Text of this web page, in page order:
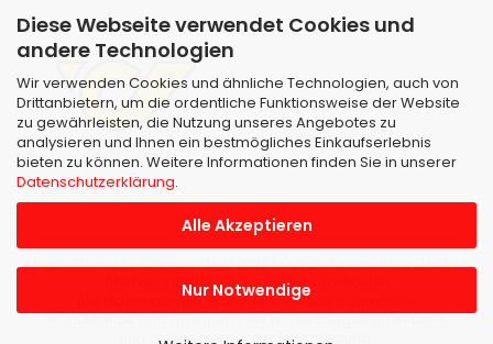
Diese Webseite verwendet Cookies und
andere Technologien
Wir verwenden Cookies und ähnliche Technologien, auch von
Drittanbietern, um die ordentliche Funktionsweise der Website
zu gewährleisten, die Nutzung unseres Angebotes zu
analysieren und Ihnen ein bestmögliches Einkaufserlebnis
bieten zu können. Weitere Informationen finden Sie in unserer
Datenschutzerklärung.
Alle Akzeptieren
Nur Notwendige
Shopsoftwareby Gambio.de © 2026 | Template vonJungCreative.
Alle Preise inkl. MwSt. & zzgl. Versandkosten
Alle Markennamen, Warenzeichen sowie sämtliche
Produktbilder sind Eigentum Ihrer rechtmäßigen Eigentümer
und dienen hier nur der Beschreibung.